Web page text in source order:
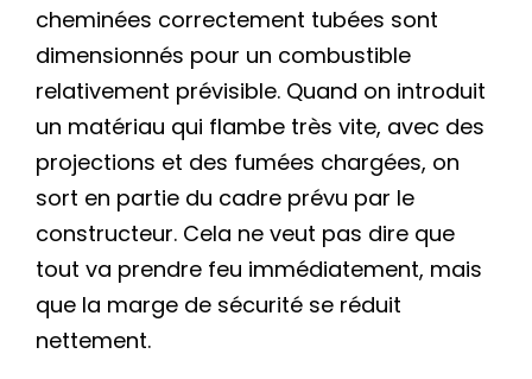
cheminées correctement tubées sont
dimensionnés pour un combustible
relativement prévisible. Quand on introduit
un matériau qui flambe très vite, avec des
projections et des fumées chargées, on
sort en partie du cadre prévu par le
constructeur. Cela ne veut pas dire que
tout va prendre feu immédiatement, mais
que la marge de sécurité se réduit
nettement.